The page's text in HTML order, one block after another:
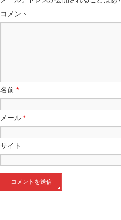
コメント
名前 *
メール *
サイト